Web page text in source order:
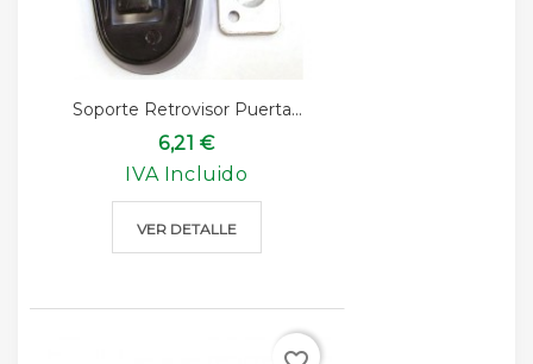
Soporte Retrovisor Puerta...
6,21 €
IVA Incluido
VER DETALLE